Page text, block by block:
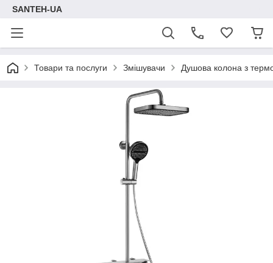
SANTEH-UA
Товари та послуги Змішувачи Душова колона з